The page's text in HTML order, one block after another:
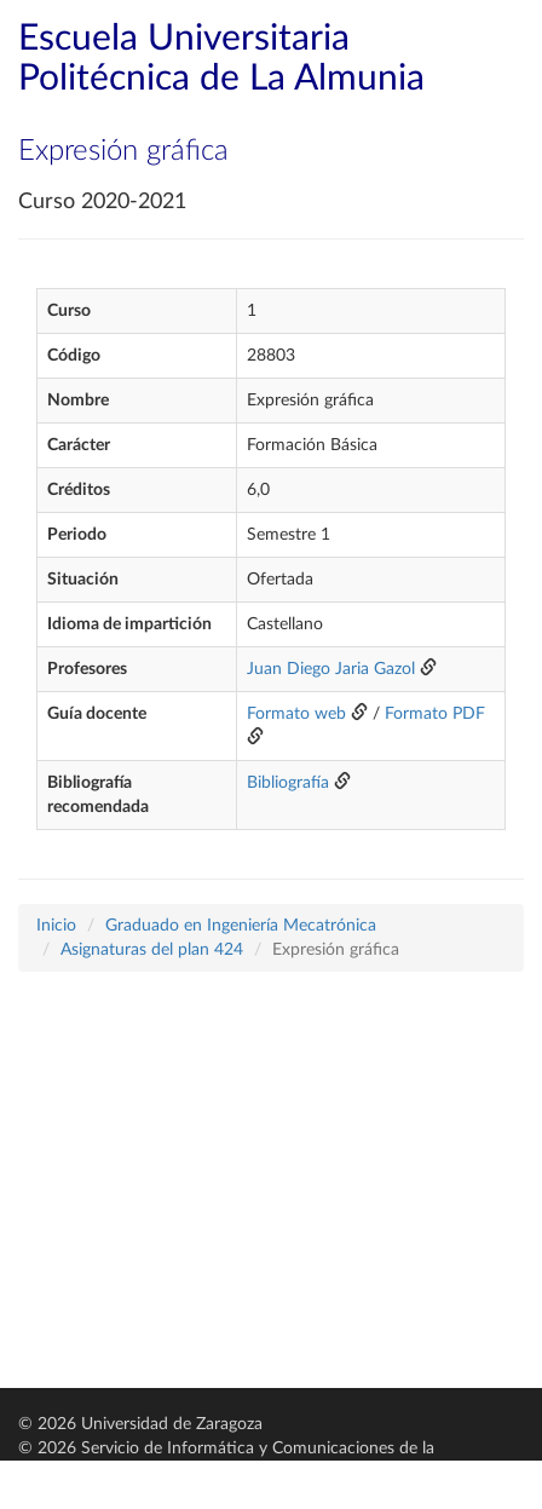
Escuela Universitaria
Politécnica de La Almunia
Expresión gráfica
Curso 2020-2021
Curso 1
Código 28803
Nombre Expresión gráfica
Carácter Formación Básica
Créditos 6,0
Periodo Semestre 1
Situación Ofertada
Idioma de impartición Castellano
Profesores Juan Diego Jaria Gazol
Guía docente Formato web / Formato PDF
Bibliografía
recomendada
Bibliografía
Inicio
Graduado en Ingeniería Mecatrónica
Asignaturas del plan 424
Expresión gráfica
© 2026 Universidad de Zaragoza
© 2026 Servicio de Informática y Comunicaciones de la